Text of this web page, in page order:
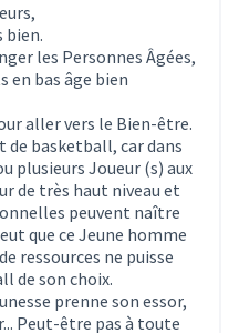
bien.
les Personnes Âgées,
en bas âge bien
aller vers le Bien-être.
de basketball, car dans
plusieurs Joueur (s) aux
de très haut niveau et
peuvent naître
que ce Jeune homme
ressources ne puisse
de son choix.
prenne son essor,
Peut-être pas à toute